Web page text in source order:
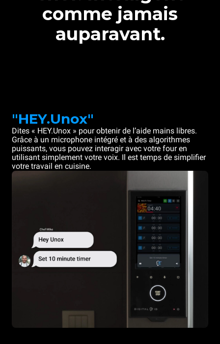
comme jamais
auparavant.
"HEY.Unox"
Dites « HEY.Unox » pour obtenir de l’aide mains libres.
Grâce à un microphone intégré et à des algorithmes
puissants, vous pouvez interagir avec votre four en
utilisant simplement votre voix. Il est temps de simplifier
votre travail en cuisine.